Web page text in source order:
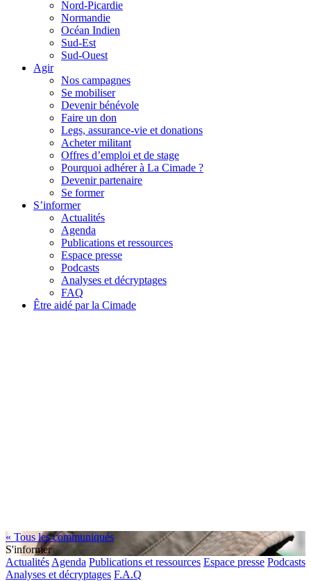
Nord-Picardie
Normandie
Océan Indien
Sud-Est
Sud-Ouest
Agir
Nos campagnes
Se mobiliser
Devenir bénévole
Faire un don
Legs, assurance-vie et donations
Acheter militant
Offres d’emploi et de stage
Pourquoi adhérer à La Cimade ?
Devenir partenaire
Se former
S’informer
Actualités
Agenda
Publications et ressources
Espace presse
Podcasts
Analyses et décryptages
FAQ
Être aidé par la Cimade
« Tous les communiqués
S'informer
Actualités Agenda Publications et ressources Espace presse Podcasts
Analyses et décryptages F.A.Q